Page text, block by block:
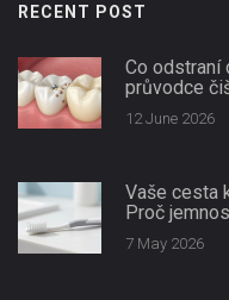
RECENT POST
Co odstraní
průvodce
12 June 2026
Vaše cesta
Proč
7 May 2026